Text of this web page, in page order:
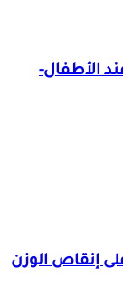
الأطفال-
إنقاص الوزن